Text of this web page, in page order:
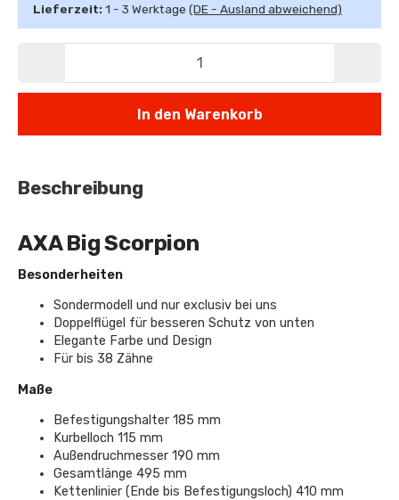
Lieferzeit: 1 - 3 Werktage (DE - Ausland abweichend)
In den Warenkorb
Beschreibung
AXA Big Scorpion
Besonderheiten
Sondermodell und nur exclusiv bei uns
Doppelflügel für besseren Schutz von unten
Elegante Farbe und Design
Für bis 38 Zähne
Maße
Befestigungshalter 185 mm
Kurbelloch 115 mm
Außendruchmesser 190 mm
Gesamtlänge 495 mm
Kettenlinier (Ende bis Befestigungsloch) 410 mm